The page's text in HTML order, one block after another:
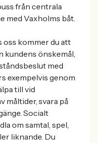
från centrala
med Vaxholms båt.
oss kommer du att
kundens önskemål,
med
exempelvis genom
till vid
måltider, svara på
Socialt
om samtal, spel,
liknande. Du